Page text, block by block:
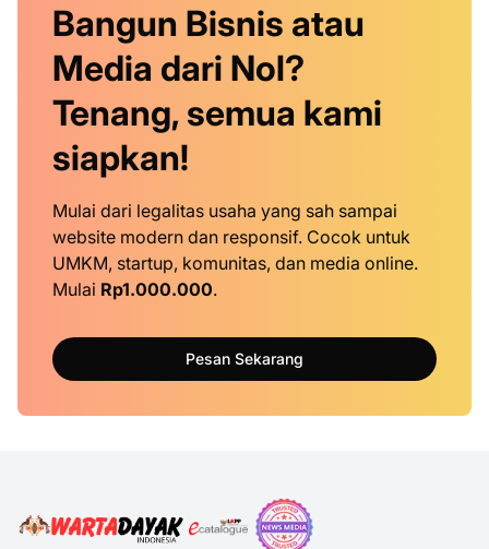
Bangun Bisnis atau
Media dari Nol?
Tenang, semua kami
siapkan!
Mulai dari legalitas usaha yang sah sampai
website modern dan responsif. Cocok untuk
UMKM, startup, komunitas, dan media online.
Mulai Rp1.000.000.
Pesan Sekarang